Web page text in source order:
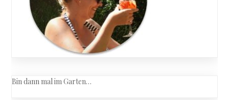
Bin dann mal im Garten…